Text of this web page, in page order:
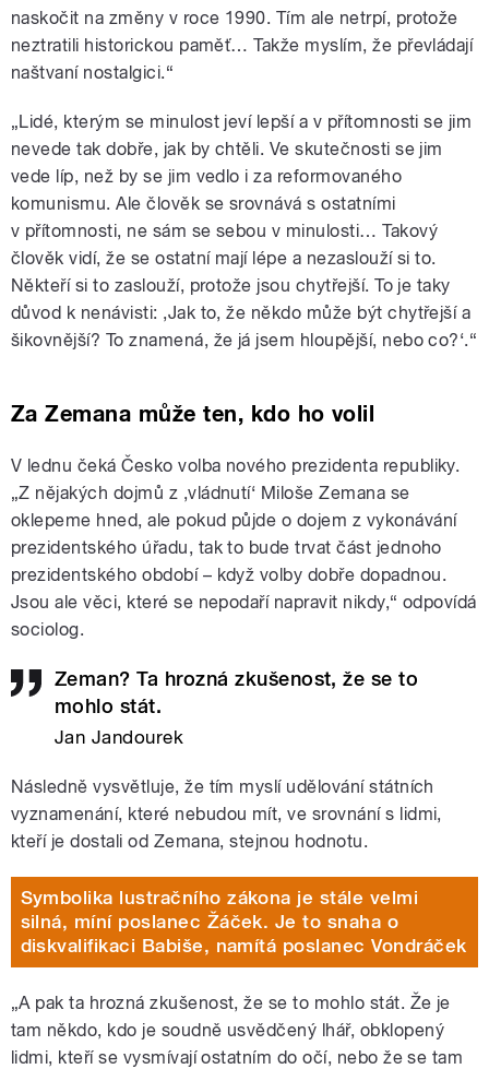
naskočit na změny v roce 1990. Tím ale netrpí, protože
neztratili historickou paměť… Takže myslím, že převládají
naštvaní nostalgici.“
„Lidé, kterým se minulost jeví lepší a v přítomnosti se jim
nevede tak dobře, jak by chtěli. Ve skutečnosti se jim
vede líp, než by se jim vedlo i za reformovaného
komunismu. Ale člověk se srovnává s ostatními
v přítomnosti, ne sám se sebou v minulosti… Takový
člověk vidí, že se ostatní mají lépe a nezaslouží si to.
Někteří si to zaslouží, protože jsou chytřejší. To je taky
důvod k nenávisti: ,Jak to, že někdo může být chytřejší a
šikovnější? To znamená, že já jsem hloupější, nebo co?‘.“
Za Zemana může ten, kdo ho volil
V lednu čeká Česko volba nového prezidenta republiky.
„Z nějakých dojmů z ,vládnutí‘ Miloše Zemana se
oklepeme hned, ale pokud půjde o dojem z vykonávání
prezidentského úřadu, tak to bude trvat část jednoho
prezidentského období – když volby dobře dopadnou.
Jsou ale věci, které se nepodaří napravit nikdy,“ odpovídá
sociolog.
Zeman? Ta hrozná zkušenost, že se to
mohlo stát.
Jan Jandourek
Následně vysvětluje, že tím myslí udělování státních
vyznamenání, které nebudou mít, ve srovnání s lidmi,
kteří je dostali od Zemana, stejnou hodnotu.
Symbolika lustračního zákona je stále velmi
silná, míní poslanec Žáček. Je to snaha o
diskvalifikaci Babiše, namítá poslanec Vondráček
„A pak ta hrozná zkušenost, že se to mohlo stát. Že je
tam někdo, kdo je soudně usvědčený lhář, obklopený
lidmi, kteří se vysmívají ostatním do očí, nebo že se tam